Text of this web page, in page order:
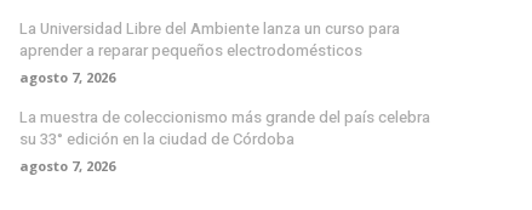
La Universidad Libre del Ambiente lanza un curso para
aprender a reparar pequeños electrodomésticos
agosto 7, 2026
La muestra de coleccionismo más grande del país celebra
su 33° edición en la ciudad de Córdoba
agosto 7, 2026